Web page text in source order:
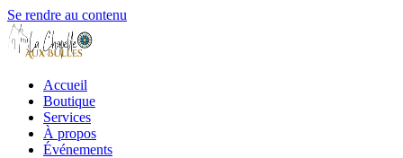
Se rendre au contenu
Accueil
Boutique
Services
À propos
Événements